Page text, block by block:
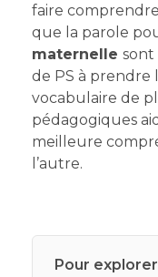
faire
que la parole
maternelle sont
de PS à prendre
vocabulaire de
pédagogiques
meilleure
l’autre.
Pour